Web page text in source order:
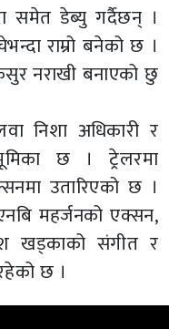
समेत डेब्यु गर्दैछन् ।
राम्रो बनेको छ ।
नराखी बनाएको छु
निशा अधिकारी र
छ । ट्रेलरमा
उतारिएको छ ।
महर्जनको एक्सन,
खड्काको संगीत र
छ ।